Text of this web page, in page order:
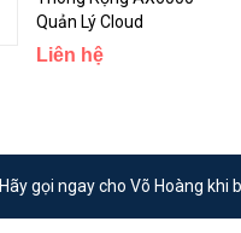
Quản Lý Cloud
Liên hệ
Hãy gọi ngay cho Võ Hoàng khi